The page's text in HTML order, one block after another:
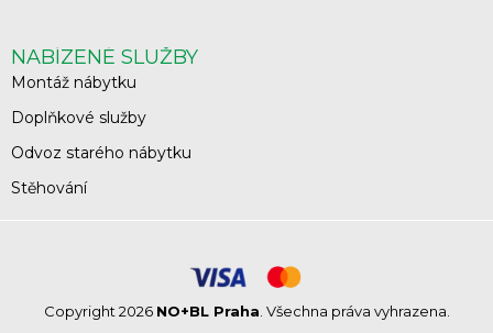
NABÍZENÉ SLUŽBY
Montáž nábytku
Doplňkové služby
Odvoz starého nábytku
Stěhování
Copyright 2026 NO+BL Praha . Všechna práva vyhrazena.